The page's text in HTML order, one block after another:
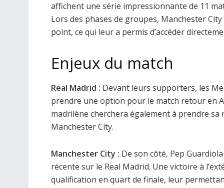
affichent une série impressionnante de 11
Lors des phases de groupes, Manchester
point, ce qui leur a permis d’accéder
Enjeux du match
Real Madrid : Devant leurs supporters, les
prendre une option pour le match retour en
madrilène cherchera également à prendre sa
Manchester City.
Manchester City : De son côté, Pep
récente sur le Real Madrid. Une victoire à
qualification en quart de finale, leur